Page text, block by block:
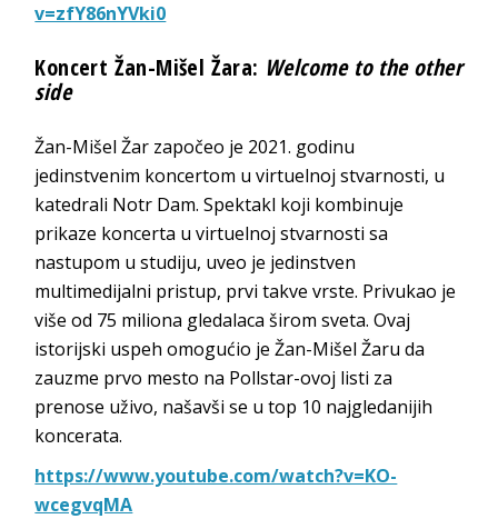
v=zfY86nYVki0
Koncert Žan-Mišel Žara: Welcome to the other
side
Žan-Mišel Žar započeo je 2021. godinu
jedinstvenim koncertom u virtuelnoj stvarnosti, u
katedrali Notr Dam. Spektakl koji kombinuje
prikaze koncerta u virtuelnoj stvarnosti sa
nastupom u studiju, uveo je jedinstven
multimedijalni pristup, prvi takve vrste. Privukao je
više od 75 miliona gledalaca širom sveta. Ovaj
istorijski uspeh omogućio je Žan-Mišel Žaru da
zauzme prvo mesto na Pollstar-ovoj listi za
prenose uživo, našavši se u top 10 najgledanijih
koncerata.
https://www.youtube.com/watch?v=KO-
wcegvqMA